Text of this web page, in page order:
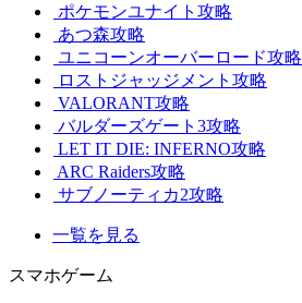
ポケモンユナイト攻略
あつ森攻略
ユニコーンオーバーロード攻略
ロストジャッジメント攻略
VALORANT攻略
バルダーズゲート3攻略
LET IT DIE: INFERNO攻略
ARC Raiders攻略
サブノーティカ2攻略
一覧を見る
スマホゲーム